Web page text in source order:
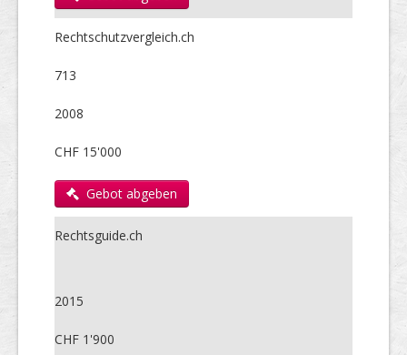
Rechtschutzvergleich.ch
713
2008
CHF 15'000
Gebot abgeben
Rechtsguide.ch
2015
CHF 1'900